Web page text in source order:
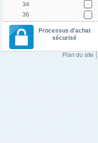
34
36
Processus d'achat
sécurisé
Plan du site